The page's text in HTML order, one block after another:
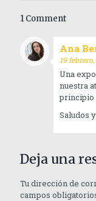
1 Comment
Ana
19
Una
nuestra
principio
Saludos
Deja una
Tu dirección de
campos